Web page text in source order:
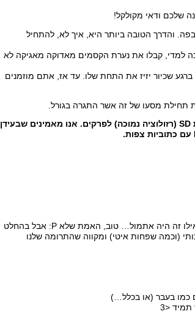
שלכם ודאי מקולקל!
והדרך הטובה ביותר היא, איך לא, להתחיל
למדי, קבלו את נערת הקסמים מאדוקה מאגיקה לא
שכיור יזיז את התחת שלו. עד אז, אתם מוזמנים
תחילת מסעו של זה אשר התגרה בגורל.
עריכה: כמו שוודאי שמתם לב, החלטנו לוותר על הפצת גרסאות SD (רזולוציה נמוכה) לפרקים. אנו מאמינים שבעידן
לא ייאמן שככה עברו להם 10 שנים. אני זוכר את הקמת הקבוצה כאילו זה היה אתמול… טוב, האמת שלא P: אבל בהחלט
(וכמה שפחות איטי) ומקווה שהתרומה שלנו
כמו בעבר (או בכלל…)
<3